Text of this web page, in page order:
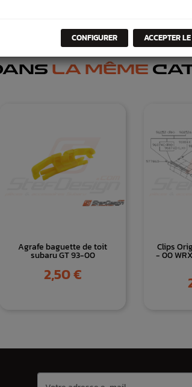
LA MÊME
Agrafe baguette de toit
subaru GT 93-00
Prix
2,50 €
Clips
- 00
CONFIGURER ACCEPTER